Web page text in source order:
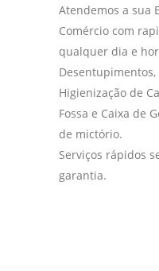
Atendemos a sua
Comércio com
qualquer dia e
Desentupimentos,
Higienização de
Fossa e Caixa de
de mictório.
Serviços rápidos
garantia.